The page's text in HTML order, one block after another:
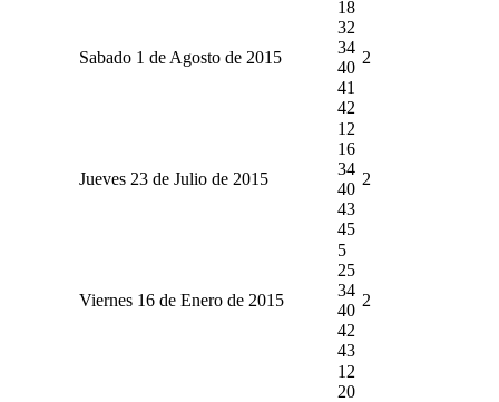
Sabado 1 de Agosto de 2015
18
32
34
40
41
42
2
Jueves 23 de Julio de 2015
12
16
34
40
43
45
2
Viernes 16 de Enero de 2015
5
25
34
40
42
43
2
12
20